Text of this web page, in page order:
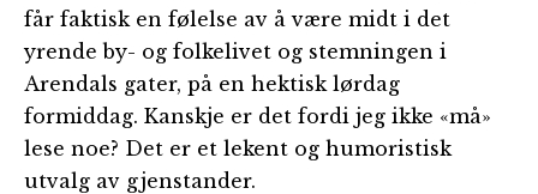
får faktisk en følelse av å være midt i det
yrende by- og folkelivet og stemningen i
Arendals gater, på en hektisk lørdag
formiddag. Kanskje er det fordi jeg ikke «må»
lese noe? Det er et lekent og humoristisk
utvalg av gjenstander.